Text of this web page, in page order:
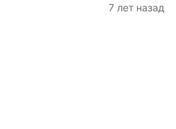
7 лет назад